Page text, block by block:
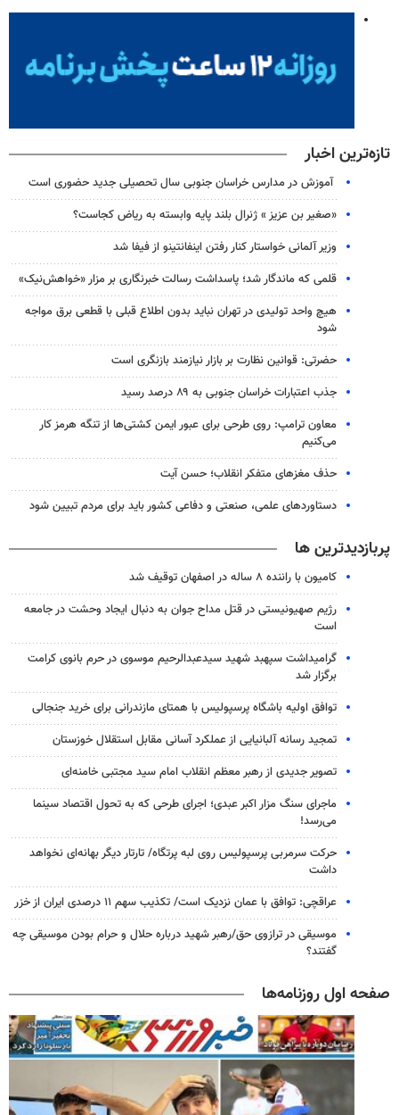
تازه‌ترین اخبار
آموزش در مدارس خراسان جنوبی سال تحصیلی جدید حضوری است
«صغیر بن عزیز » ژنرال بلند پایه وابسته به ریاض کجاست؟
وزیر آلمانی خواستار کنار رفتن اینفانتینو از فیفا شد
قلمی که ماندگار شد؛ پاسداشت رسالت خبرنگاری بر مزار «خواهش‌نیک»
هیچ واحد تولیدی در تهران نباید بدون اطلاع قبلی با قطعی برق مواجه
شود
حضرتی: قوانین نظارت بر بازار نیازمند بازنگری است
جذب اعتبارات خراسان جنوبی به ۸۹ درصد رسید
معاون ترامپ: روی طرحی برای عبور ایمن کشتی‌ها از تنگه هرمز کار
می‌کنیم
حذف مغزهای متفکر انقلاب؛ حسن آیت
دستاوردهای علمی، صنعتی و دفاعی کشور باید برای مردم تبیین شود
پربازدیدترین ها
کامیون با راننده ۸ ساله در اصفهان توقیف شد
رژیم صهیونیستی در قتل مداح جوان به دنبال ایجاد وحشت در جامعه
است
گرامیداشت سپهبد شهید سیدعبدالرحیم موسوی در حرم بانوی کرامت
برگزار شد
توافق اولیه باشگاه پرسپولیس با همتای مازندرانی برای خرید جنجالی
تمجید رسانه آلبانیایی از عملکرد آسانی مقابل استقلال خوزستان
تصویر جدیدی از رهبر معظم انقلاب امام سید مجتبی خامنه‌ای
ماجرای سنگ مزار اکبر عبدی؛ اجرای طرحی که به تحول اقتصاد سینما
می‌رسد!
حرکت سرمربی پرسپولیس روی لبه پرتگاه/ تارتار دیگر بهانه‌ای نخواهد
داشت
عراقچی: توافق با عمان نزدیک است/ تکذیب سهم ۱۱ درصدی ایران از خزر
موسیقی در ترازوی حق/رهبر شهید درباره حلال و حرام بودن موسیقی چه
گفتند؟
صفحه اول روزنامه‌ها